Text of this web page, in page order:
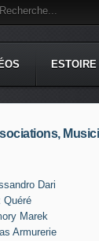
ESTOIRE
Dari
Quéré
Marek
Armurerie